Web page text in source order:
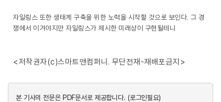
자일링스 또한 생태계 구축을 위한 노력을 시작할 것으로 보인다. 그 경
쟁에서 이겨야지만 자일링스가 제시한 미래상이 구현될테니
<저작권자(c)스마트앤컴퍼니. 무단전재-재배포금지>
본 기사의 전문은 PDF문서로 제공합니다. (로그인필요)